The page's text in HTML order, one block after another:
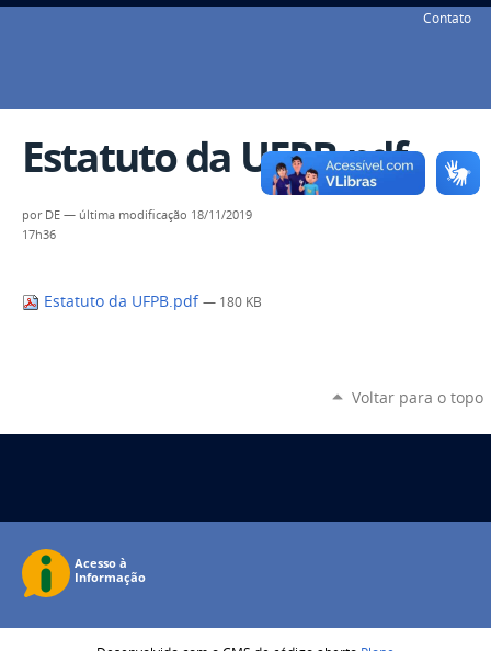
Contato
Estatuto da UFPB.pdf
por DE — última modificação 18/11/2019
17h36
Estatuto da UFPB.pdf — 180 KB
Voltar para o topo